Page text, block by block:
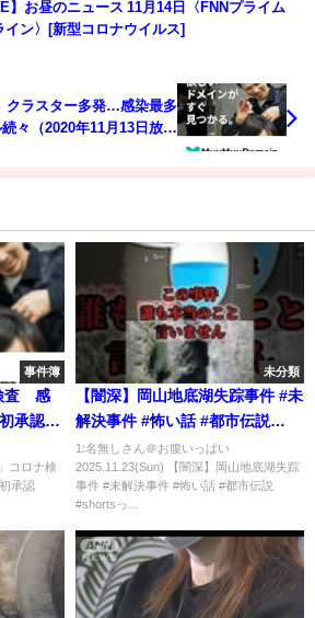
】お昼のニュース 11月14日〈FNNプライム
イン〉[新型コロナウイルス]
クラスター多発…感染最多
々（2020年11月13日放送
事件簿
査 感
承認
コロナ検
承認
未分類
【闇深】岡山地底湖失踪事件 #未
解決事件 #怖い話 #都市伝説
#shorts
1:名無しさん＠お腹いっぱい
2025.11.23(Sun) 【闇深】岡山地底湖失踪
事件 #未解決事件 #怖い話 #都市伝説
#shortsっ...